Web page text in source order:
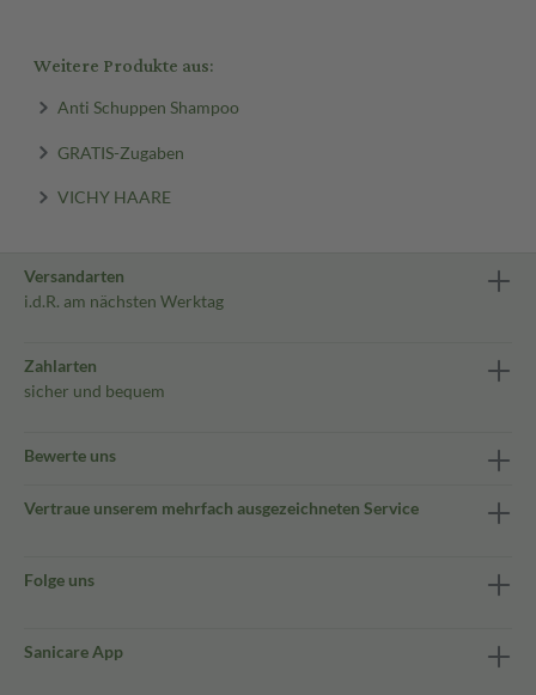
Weitere Produkte aus:
Anti Schuppen Shampoo
GRATIS-Zugaben
VICHY HAARE
Versandarten
i.d.R. am nächsten Werktag
Zahlarten
sicher und bequem
Bewerte uns
Vertraue unserem mehrfach ausgezeichneten Service
Folge uns
Sanicare App